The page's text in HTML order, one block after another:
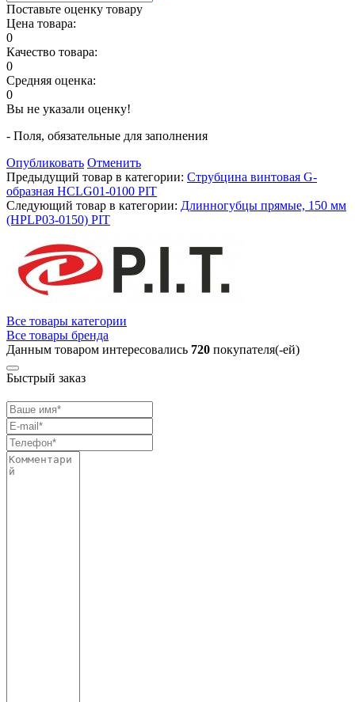
Поставьте оценку товару
Цена товара:
0
Качество товара:
0
Средняя оценка:
0
Вы не указали оценку!
- Поля, обязательные для заполнения
Опубликовать Отменить
Предыдущий товар в категории: Струбцина винтовая G-
образная HCLG01-0100 PIT
Следующий товар в категории: Длинногубцы прямые, 150 мм
(HPLP03-0150) PIT
Все товары категории
Все товары бренда
Данным товаром интересовались 720 покупателя(-ей)
Быстрый заказ